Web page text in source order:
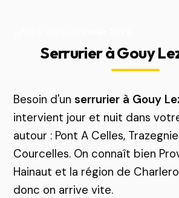
Serrurier à Gouy
Besoin d'unserrurier à Gouy
intervient jour et nuit dans
autour : Pont A Celles,
Courcelles. On connaît bien
Hainaut et la région de
donc on arrive vite.